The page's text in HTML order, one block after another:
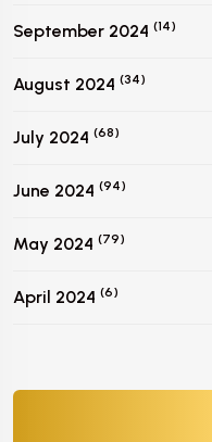
September 2024 (14)
August 2024 (34)
July 2024 (68)
June 2024 (94)
May 2024 (79)
April 2024 (6)